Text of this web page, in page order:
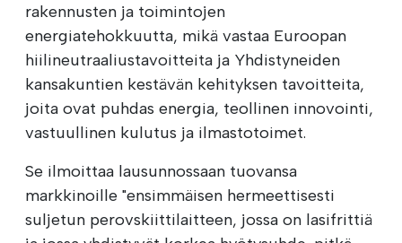
rakennusten ja toimintojen
energiatehokkuutta, mikä vastaa Euroopan
hiilineutraaliustavoitteita ja Yhdistyneiden
kansakuntien kestävän kehityksen tavoitteita,
joita ovat puhdas energia, teollinen innovointi,
vastuullinen kulutus ja ilmastotoimet.
Se ilmoittaa lausunnossaan tuovansa
markkinoille "ensimmäisen hermeettisesti
suljetun perovskiittilaitteen, jossa on lasifrittiä